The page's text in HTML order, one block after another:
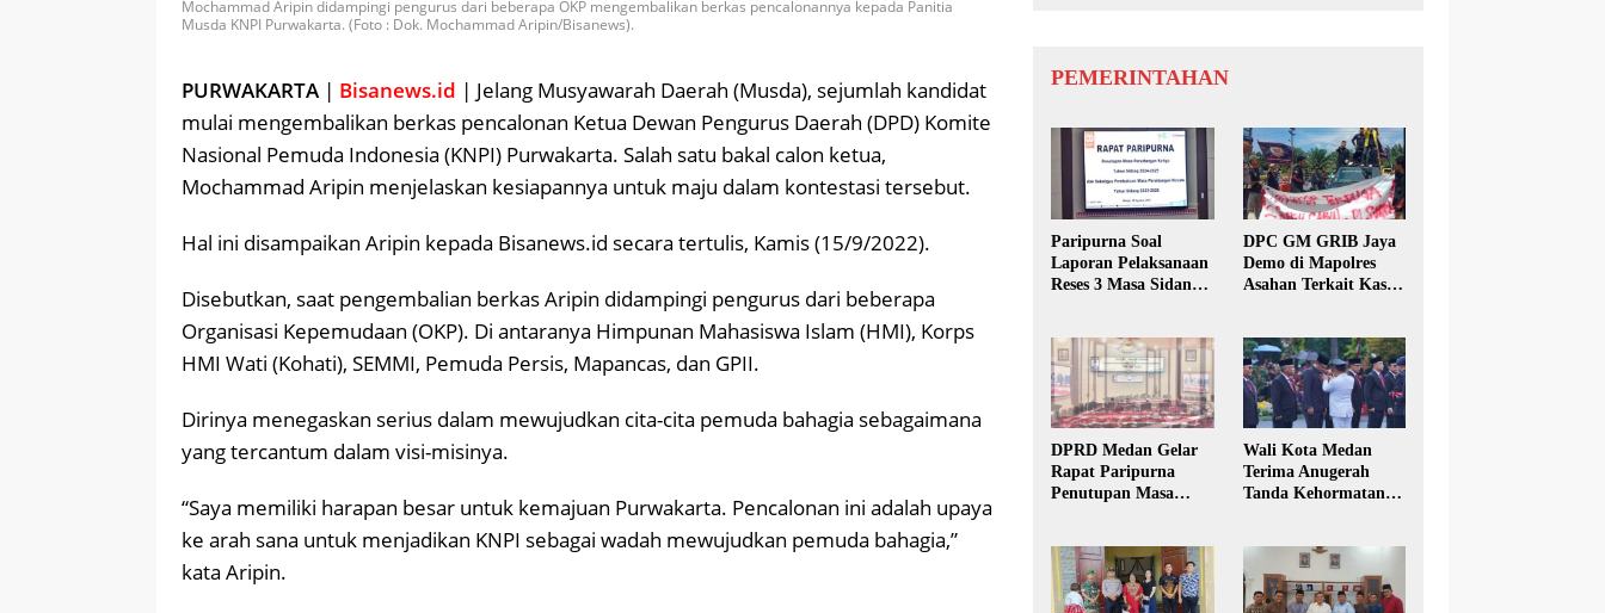
Mochammad Aripin didampingi pengurus dari beberapa OKP mengembalikan berkas pencalonannya kepada Panitia
Musda KNPI Purwakarta. (Foto : Dok. Mochammad Aripin/Bisanews).
PURWAKARTA | Bisanews.id | Jelang Musyawarah Daerah (Musda), sejumlah kandidat
mulai mengembalikan berkas pencalonan Ketua Dewan Pengurus Daerah (DPD) Komite
Nasional Pemuda Indonesia (KNPI) Purwakarta. Salah satu bakal calon ketua,
Mochammad Aripin menjelaskan kesiapannya untuk maju dalam kontestasi tersebut.
Hal ini disampaikan Aripin kepada Bisanews.id secara tertulis, Kamis (15/9/2022).
Disebutkan, saat pengembalian berkas Aripin didampingi pengurus dari beberapa
Organisasi Kepemudaan (OKP). Di antaranya Himpunan Mahasiswa Islam (HMI), Korps
HMI Wati (Kohati), SEMMI, Pemuda Persis, Mapancas, dan GPII.
Dirinya menegaskan serius dalam mewujudkan cita-cita pemuda bahagia sebagaimana
yang tercantum dalam visi-misinya.
“Saya memiliki harapan besar untuk kemajuan Purwakarta. Pencalonan ini adalah upaya
ke arah sana untuk menjadikan KNPI sebagai wadah mewujudkan pemuda bahagia,”
kata Aripin.
PEMERINTAHAN
Paripurna Soal
Laporan Pelaksanaan
Reses 3 Masa Sidang
DPC GM GRIB Jaya
Demo di Mapolres
Asahan Terkait Kasus
DPRD Medan Gelar
Rapat Paripurna
Penutupan Masa
Wali Kota Medan
Terima Anugerah
Tanda Kehormatan